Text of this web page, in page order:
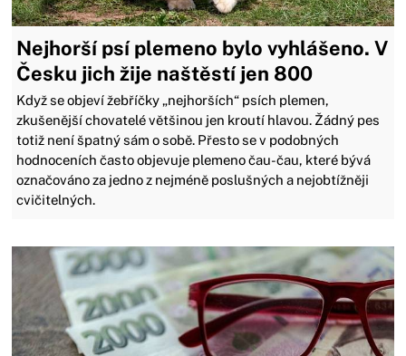
Nejhorší psí plemeno bylo vyhlášeno. V
Česku jich žije naštěstí jen 800
Když se objeví žebříčky „nejhorších“ psích plemen,
zkušenější chovatelé většinou jen kroutí hlavou. Žádný pes
totiž není špatný sám o sobě. Přesto se v podobných
hodnoceních často objevuje plemeno čau-čau, které bývá
označováno za jedno z nejméně poslušných a nejobtížněji
cvičitelných.